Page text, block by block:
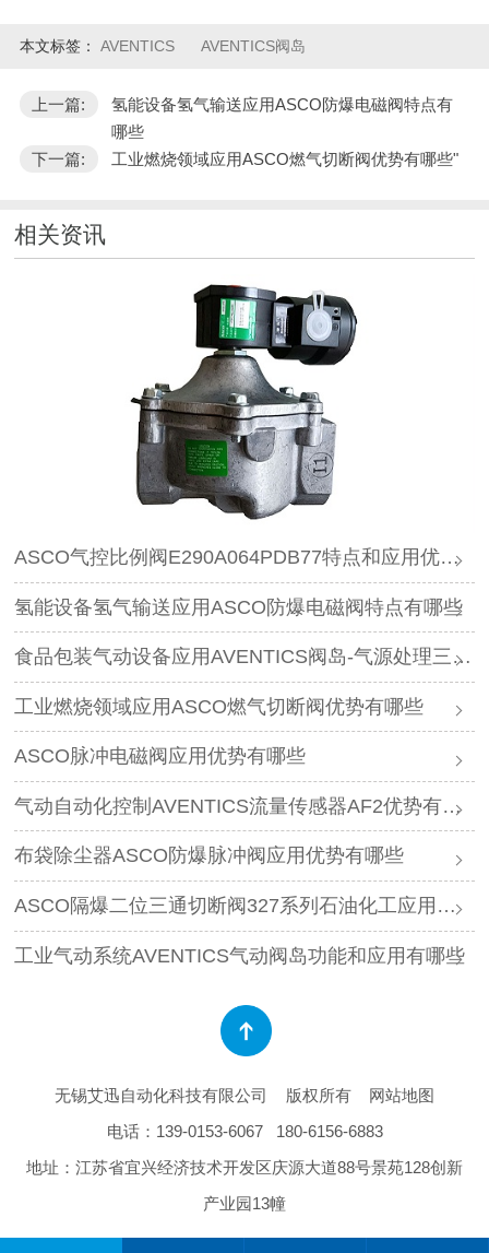
本文标签： AVENTICS AVENTICS阀岛
上一篇:
氢能设备氢气输送应用ASCO防爆电磁阀特点有
哪些
下一篇:
工业燃烧领域应用ASCO燃气切断阀优势有哪些"
相关资讯
ASCO气控比例阀E290A064PDB77特点和应用优势有哪些
氢能设备氢气输送应用ASCO防爆电磁阀特点有哪些
食品包装气动设备应用AVENTICS阀岛-气源处理三连件特点是什么
工业燃烧领域应用ASCO燃气切断阀优势有哪些
ASCO脉冲电磁阀应用优势有哪些
气动自动化控制AVENTICS流量传感器AF2优势有哪些
布袋除尘器ASCO防爆脉冲阀应用优势有哪些
ASCO隔爆二位三通切断阀327系列石油化工应用特点和优势有哪些
工业气动系统AVENTICS气动阀岛功能和应用有哪些
无锡艾迅自动化科技有限公司 版权所有
网站地图
电话： 139-0153-6067
180-6156-6883
地址：江苏省宜兴经济技术开发区庆源大道88号景苑128创新
产业园13幢